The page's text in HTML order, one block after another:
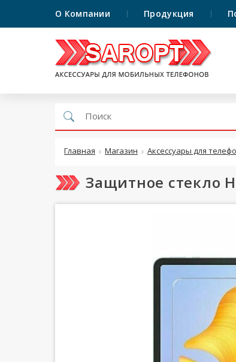
О Компании Продукция
Главная Магазин Аксессуары для
Защитное стекло